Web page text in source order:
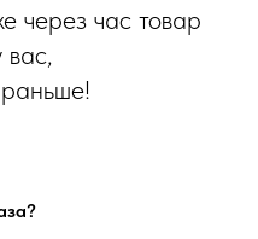
через час товар
вас,